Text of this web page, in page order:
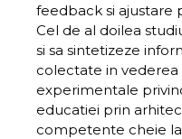
feedback si ajustare
Cel de al doilea
si sa sintetizeze
colectate in
experimentale
educatiei prin
competente cheie